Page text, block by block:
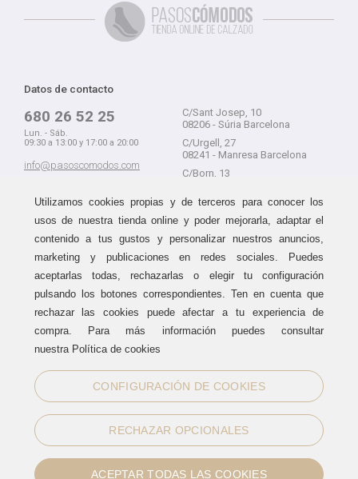
Datos de contacto
680 26 52 25
Lun. - Sáb.
09:30 a 13:00 y 17:00 a 20:00
info@pasoscomodos.com
C/Sant Josep, 10
08206 - Súria Barcelona
C/Urgell, 27
08241 - Manresa Barcelona
C/Born, 13
Guía de compra
Formas de pago
Métodos de envío
Área de clientes
Devolución sin problemas
Haz tus compras sin miedo a
equivocarte:
aceptamos devolucionesdurante
15 días.
Sellos de confianza
Utilizamos cookies propias y de terceros para conocer los
usos de nuestra tienda online y poder mejorarla, adaptar el
contenido a tus gustos y personalizar nuestros anuncios,
marketing y publicaciones en redes sociales. Puedes
aceptarlas todas, rechazarlas o elegir tu configuración
pulsando los botones correspondientes. Ten en cuenta que
rechazar las cookies puede afectar a tu experiencia de
compra. Para más información puedes consultar
nuestra Política de cookies
CONFIGURACIÓN DE COOKIES
RECHAZAR OPCIONALES
ACEPTAR TODAS LAS COOKIES